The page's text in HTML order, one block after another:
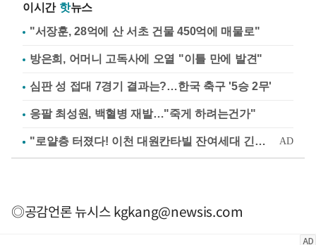
이시간 핫뉴스
"서장훈, 28억에 산 서초 건물 450억에 매물로"
방은희, 어머니 고독사에 오열 "이틀 만에 발견"
심판 성 접대 7경기 결과는?…한국 축구 '5승 2무'
응팔 최성원, 백혈병 재발…"죽게 하려는건가"
◎공감언론 뉴시스kgkang@newsis.com